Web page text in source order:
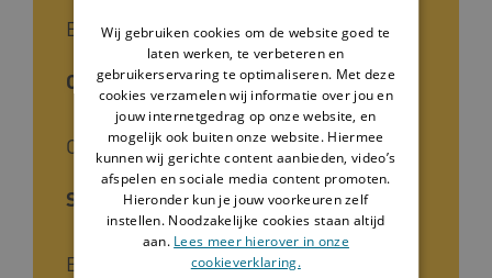
Begeleiders, Zorgverleners
Cliëntgroep
Ouderen
Soort kennis
Ervaring
Wij gebruiken cookies om de website goed te
laten werken, te verbeteren en
gebruikerservaring te optimaliseren. Met deze
cookies verzamelen wij informatie over jou en
jouw internetgedrag op onze website, en
mogelijk ook buiten onze website. Hiermee
kunnen wij gerichte content aanbieden, video’s
afspelen en sociale media content promoten.
Hieronder kun je jouw voorkeuren zelf
instellen. Noodzakelijke cookies staan altijd
aan. Lees meer hierover in onze
cookieverklaring.